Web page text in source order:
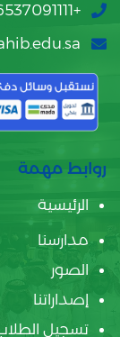
+966537091111
روابط مهمة
الرئيسية
مدارسنا
الصور
إصداراتنا
تسجيل